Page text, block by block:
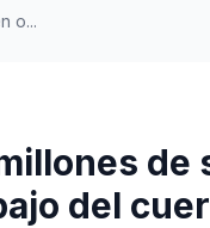
o...
de
del